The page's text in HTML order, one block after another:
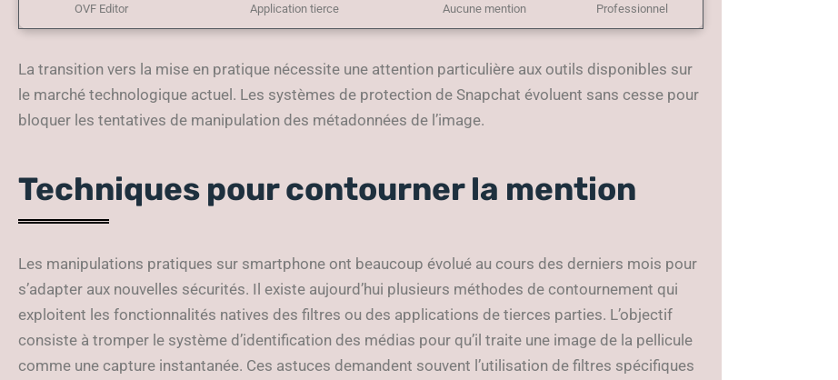
OVF Editor Application tierce Aucune mention Professionnel
La transition vers la mise en pratique nécessite une attention particulière aux outils disponibles sur
le marché technologique actuel. Les systèmes de protection de Snapchat évoluent sans cesse pour
bloquer les tentatives de manipulation des métadonnées de l’image.
Techniques pour contourner la mention
Les manipulations pratiques sur smartphone ont beaucoup évolué au cours des derniers mois pour
s’adapter aux nouvelles sécurités. Il existe aujourd’hui plusieurs méthodes de contournement qui
exploitent les fonctionnalités natives des filtres ou des applications de tierces parties. L’objectif
consiste à tromper le système d’identification des médias pour qu’il traite une image de la pellicule
comme une capture instantanée. Ces astuces demandent souvent l’utilisation de filtres spécifiques